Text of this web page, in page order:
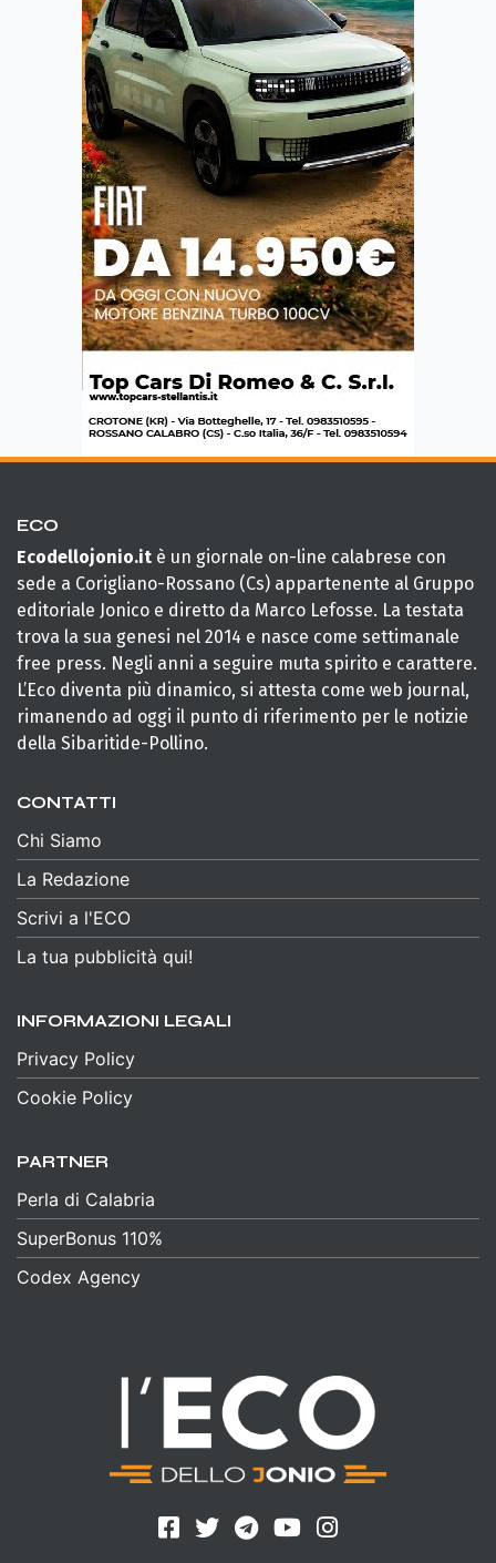
ECO
Ecodellojonio.it è un giornale on-line calabrese con
sede a Corigliano-Rossano (Cs) appartenente al Gruppo
editoriale Jonico e diretto da Marco Lefosse. La testata
trova la sua genesi nel 2014 e nasce come settimanale
free press. Negli anni a seguire muta spirito e carattere.
L’Eco diventa più dinamico, si attesta come web journal,
rimanendo ad oggi il punto di riferimento per le notizie
della Sibaritide-Pollino.
CONTATTI
Chi Siamo
La Redazione
Scrivi a l'ECO
La tua pubblicità qui!
INFORMAZIONI LEGALI
Privacy Policy
Cookie Policy
PARTNER
Perla di Calabria
SuperBonus 110%
Codex Agency